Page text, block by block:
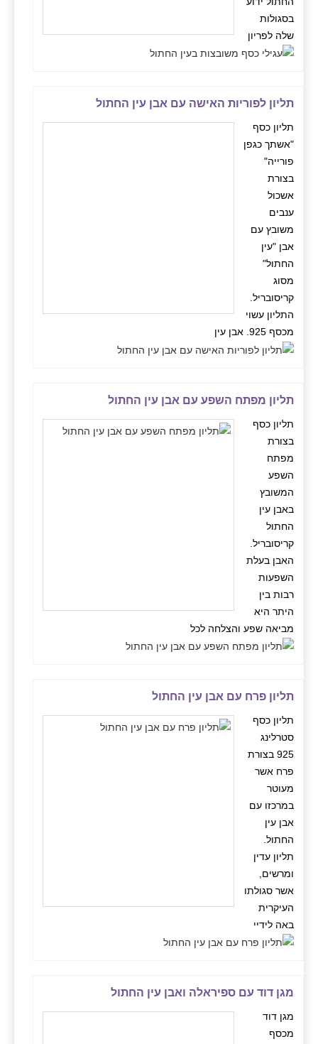
בסגולות
שלה לפריון
תליון לפוריות האישה עם אבן עין החתול
תליון כסף
"אשתך כגפן
פורייה"
בצורת
אשכול
ענבים
משובץ עם
אבן "עין
החתול"
מסוג
קריסובריל.
התליון עשוי
מכסף 925. אבן עין
תליון מפתח השפע עם אבן עין החתול
תליון כסף
בצורת
מפתח
השפע
המשובץ
באבן עין
החתול
קריסובריל.
האבן בעלת
השפעות
רבות בין
היתר היא
מביאה שפע והצלחה לכל
תליון פרח עם אבן עין החתול
תליון כסף
סטרלינג
925 בצורת
פרח אשר
מעוטר
במרכזו עם
אבן עין
החתול.
תליון עדין
ומרשים,
אשר סגולתו
העיקרית
באה לידיי
מגן דוד עם ספיראלה ואבן עין החתול
מגן דוד
מכסף